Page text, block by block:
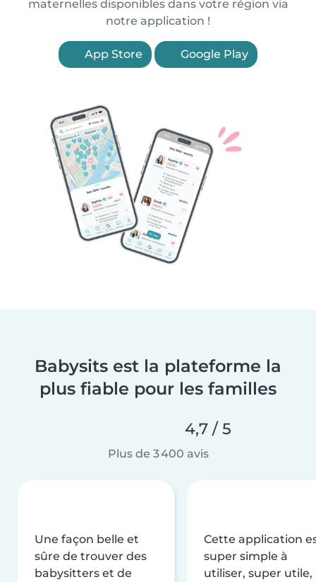
maternelles disponibles dans votre région via
notre application !
App Store Google Play
Babysits est la plateforme la
plus fiable pour les familles
4,7 / 5
Plus de 3 400 avis
Une façon belle et
sûre de trouver des
babysitters et de
Cette application
super simple à
utiliser, super utile,